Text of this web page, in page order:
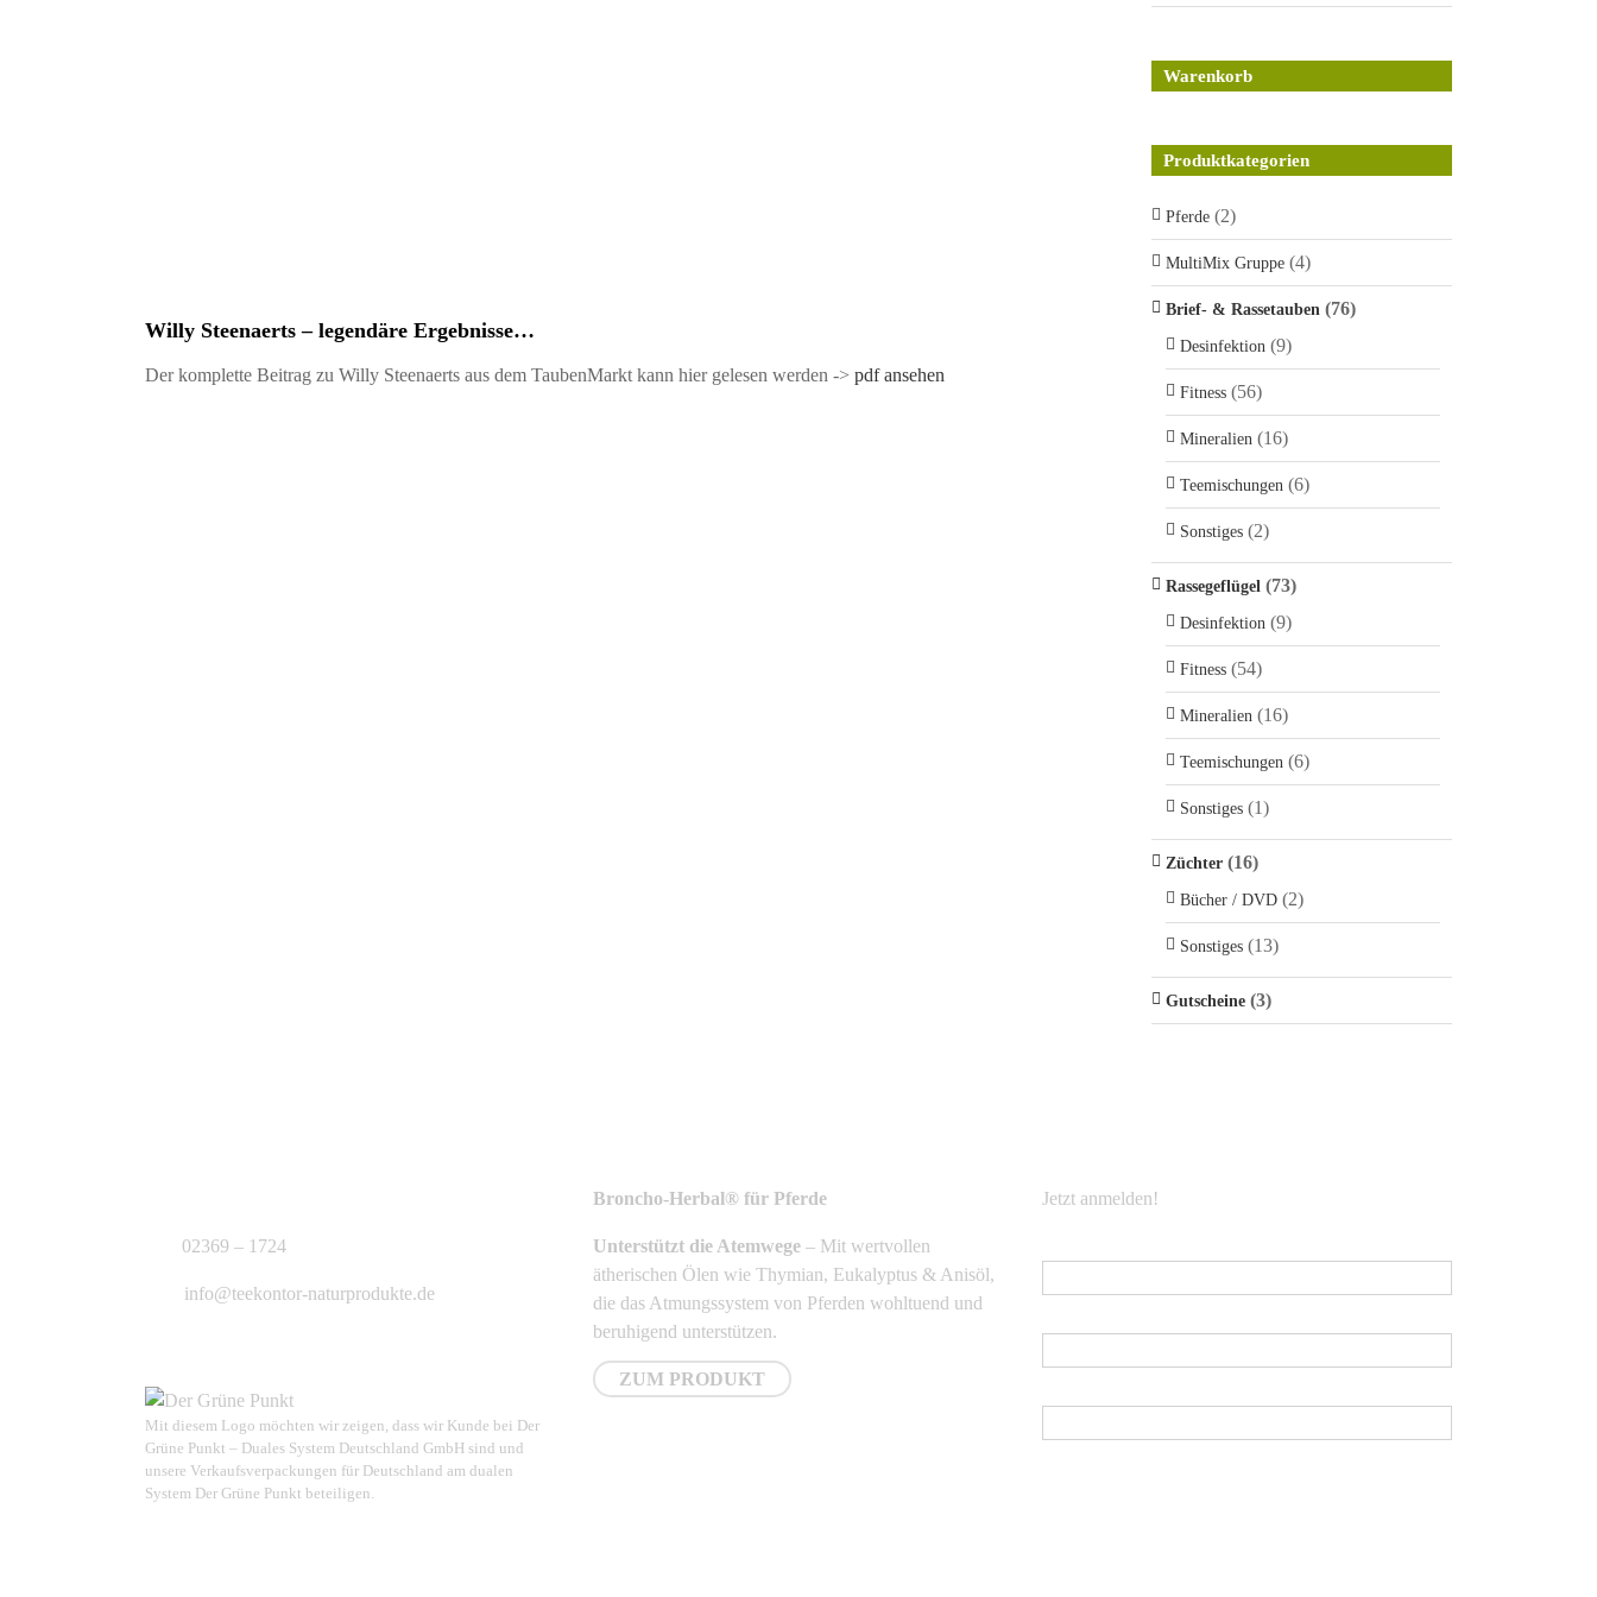
Willy Steenaerts – legendäre Ergebnisse…
Der komplette Beitrag zu Willy Steenaerts aus dem TaubenMarkt kann hier gelesen werden -> pdf ansehen
Warenkorb
Produktkategorien
Pferde (2)
MultiMix Gruppe (4)
Brief- & Rassetauben (76)
Desinfektion (9)
Fitness (56)
Mineralien (16)
Teemischungen (6)
Sonstiges (2)
Rassegeflügel (73)
Desinfektion (9)
Fitness (54)
Mineralien (16)
Teemischungen (6)
Sonstiges (1)
Züchter (16)
Bücher / DVD (2)
Sonstiges (13)
Gutscheine (3)
02369 – 1724
info@teekontor-naturprodukte.de
Mit diesem Logo möchten wir zeigen, dass wir Kunde bei Der
Grüne Punkt – Duales System Deutschland GmbH sind und
unsere Verkaufsverpackungen für Deutschland am dualen
System Der Grüne Punkt beteiligen.
Broncho-Herbal® für Pferde
Unterstützt die Atemwege – Mit wertvollen
ätherischen Ölen wie Thymian, Eukalyptus & Anisöl,
die das Atmungssystem von Pferden wohltuend und
beruhigend unterstützen.
ZUM PRODUKT
Jetzt anmelden!